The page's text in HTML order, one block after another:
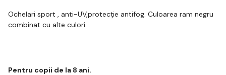
Ochelari sport , anti-UV,protecție antifog. Culoarea ram negru
combinat cu alte culori.
Pentru copii de la 8 ani.